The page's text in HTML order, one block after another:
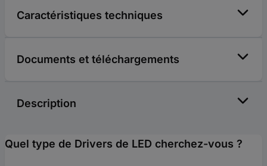
Caractéristiques techniques
Documents et téléchargements
Description
Quel type de Drivers de LED cherchez-vous ?